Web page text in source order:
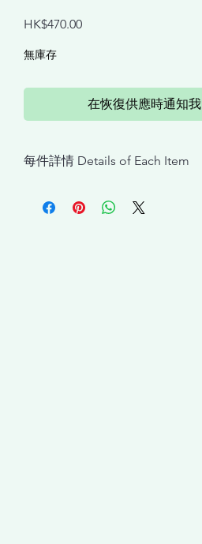
HK$470.00價
無庫存
在恢復供應時通知我
每件詳情 Details of Each Item
GEL SPF 50+ PA++++